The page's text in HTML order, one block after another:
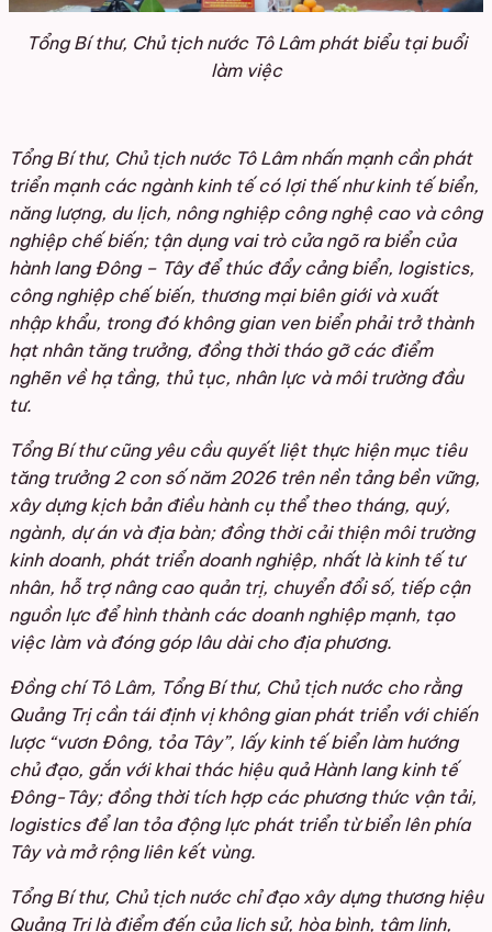
Tổng Bí thư, Chủ tịch nước Tô Lâm phát biểu tại buổi
làm việc
Tổng Bí thư, Chủ tịch nước Tô Lâm nhấn mạnh cần phát
triển mạnh các ngành kinh tế có lợi thế như kinh tế biển,
năng lượng, du lịch, nông nghiệp công nghệ cao và công
nghiệp chế biến; tận dụng vai trò cửa ngõ ra biển của
hành lang Đông – Tây để thúc đẩy cảng biển, logistics,
công nghiệp chế biến, thương mại biên giới và xuất
nhập khẩu, trong đó không gian ven biển phải trở thành
hạt nhân tăng trưởng, đồng thời tháo gỡ các điểm
nghẽn về hạ tầng, thủ tục, nhân lực và môi trường đầu
tư.
Tổng Bí thư cũng yêu cầu quyết liệt thực hiện mục tiêu
tăng trưởng 2 con số năm 2026 trên nền tảng bền vững,
xây dựng kịch bản điều hành cụ thể theo tháng, quý,
ngành, dự án và địa bàn; đồng thời cải thiện môi trường
kinh doanh, phát triển doanh nghiệp, nhất là kinh tế tư
nhân, hỗ trợ nâng cao quản trị, chuyển đổi số, tiếp cận
nguồn lực để hình thành các doanh nghiệp mạnh, tạo
việc làm và đóng góp lâu dài cho địa phương.
Đồng chí Tô Lâm, Tổng Bí thư, Chủ tịch nước cho rằng
Quảng Trị cần tái định vị không gian phát triển với chiến
lược “vươn Đông, tỏa Tây”, lấy kinh tế biển làm hướng
chủ đạo, gắn với khai thác hiệu quả Hành lang kinh tế
Đông-Tây; đồng thời tích hợp các phương thức vận tải,
logistics để lan tỏa động lực phát triển từ biển lên phía
Tây và mở rộng liên kết vùng.
Tổng Bí thư, Chủ tịch nước chỉ đạo xây dựng thương hiệu
Quảng Trị là điểm đến của lịch sử, hòa bình, tâm linh,